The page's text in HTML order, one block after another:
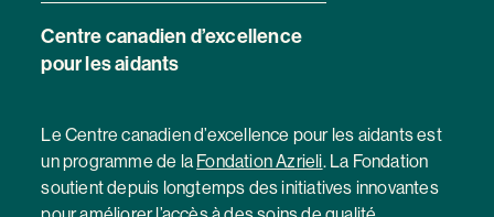
Centre canadien d’excellence
pour les aidants
Le Centre canadien d’excellence pour les aidants est
un programme de la Fondation Azrieli. La Fondation
soutient depuis longtemps des initiatives innovantes